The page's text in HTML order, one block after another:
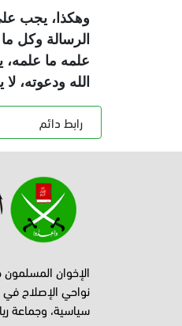
وهكذا، يجب
الرسالة وكل
علمه ما
الله ودعوته،
رابط دائم
الإخوان
نواحي الإصلاح
سياسية، وجماعة